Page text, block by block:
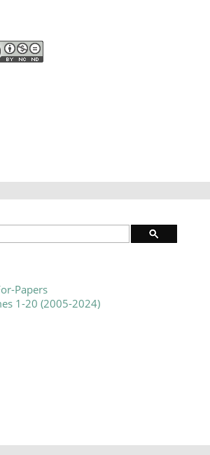
Papers
1-20 (2005-2024)